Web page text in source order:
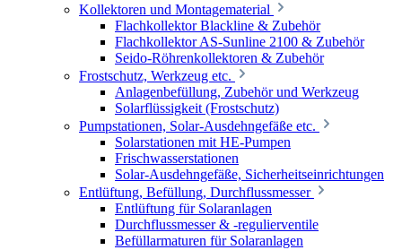
Kollektoren und Montagematerial
Flachkollektor Blackline & Zubehör
Flachkollektor AS-Sunline 2100 & Zubehör
Seido-Röhrenkollektoren & Zubehör
Frostschutz, Werkzeug etc.
Anlagenbefüllung, Zubehör und Werkzeug
Solarflüssigkeit (Frostschutz)
Pumpstationen, Solar-Ausdehngefäße etc.
Solarstationen mit HE-Pumpen
Frischwasserstationen
Solar-Ausdehngefäße, Sicherheitseinrichtungen
Entlüftung, Befüllung, Durchflussmesser
Entlüftung für Solaranlagen
Durchflussmesser & -regulierventile
Befüllarmaturen für Solaranlagen